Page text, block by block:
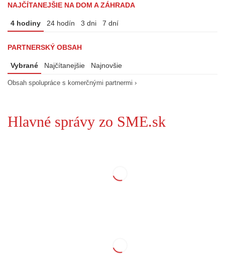
NAJČÍTANEJŠIE NA DOM A ZÁHRADA
4 hodiny 24 hodín 3 dni 7 dní
PARTNERSKÝ OBSAH
Vybrané Najčítanejšie Najnovšie
Obsah spolupráce s komerčnými partnermi ›
Hlavné správy zo SME.sk